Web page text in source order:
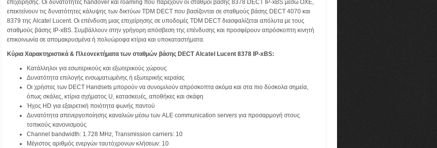
επιχείρησης. Οι δυνατότητες handover και roaming που παρέχουν οι σταθμοί βάσης 8378 DECT IP-xBS μέσω ΟΧΕ,
επεκτείνουν τις δυνατότητες κάλυψης των δικτύων TDM DECT που βασίζονται σε σταθμούς βάσης DECT 4070 και
8379 της Alcatel Lucent. Οι επένδυση μιας επιχείρησης σε υποδομές TDM DECT διασφαλίζεται απόλυτα με τους
σταθμούς βάσης IP-xBS. Συμβάλλουν στην γρήγορη απόσβεση της επένδυσης και προσφέρουν απρόσκοπτη κινητή
επικοινωνία σε απομακρυσμένα ή πολυώροφα κτίρια και υποκαταστήματα.
Κύρια Χαρακτηριστικά & Πλεονεκτήματα των σταθμών βάσης DECT Alcatel Lucent 8378 IP-xBS:
Κατάλληλοι για εσωτερικούς και εξωτερικούς χώρους
Δυνατότητα επιλογής ενσωματωμένης ή εξωτερικής κεραίας
Οι χρήστες των DECT Handsets μπορούν να συνομιλούν απρόσκοπτα ακόμα και στα πιο δύσκολα σημεία,
όπως σκάλες, κτίρια σχήματος U, κατασκευές, αποθήκες και σκάφη
Ήχος HD για εξαιρετική ποιότητα φωνής παντού
Δυνατότητα απενεργοποίησης καναλιών μέσω των ALE communication servers για προσαρμογή στους
τοπικούς κανονισμούς
Channel bandwidth: 1.728 MHz, Transmission carriers: 10
Μέγιστος αριθμός ενεργών ταυτόχρονων κλήσεων: 10